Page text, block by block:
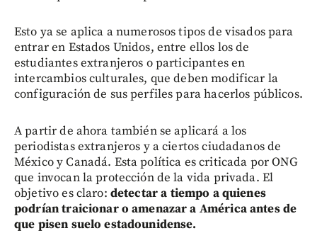
Esto ya se aplica a numerosos tipos de visados para
entrar en Estados Unidos, entre ellos los de
estudiantes extranjeros o participantes en
intercambios culturales, que deben modificar la
configuración de sus perfiles para hacerlos públicos.
A partir de ahora también se aplicará a los
periodistas extranjeros y a ciertos ciudadanos de
México y Canadá. Esta política es criticada por ONG
que invocan la protección de la vida privada. El
objetivo es claro: detectar a tiempo a quienes
podrían traicionar o amenazar a América antes de
que pisen suelo estadounidense.